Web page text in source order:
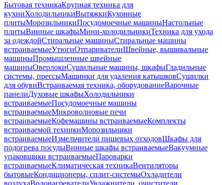
Бытовая техникаКрупная техника для
кухниХолодильникиВытяжкиКухонные
плитыМорозильникиПосудомоечные машиныНастольные
плитыВинные шкафыМини-холодильникиТехника для ухода
за одеждойСтиральные машиныСтиральные машины
встраиваемыеУтюгиОтпаривателиШвейные, вышивальные
машиныПромышленные швейные
машиныОверлокиСушильные машины, шкафыГладильные
системы, прессыМашинки для удаления катышковСушилки
для обувиВстраиваемая техника, оборудованиеВарочные
панелиДуховые шкафыХолодильники
встраиваемыеПосудомоечные машины
встраиваемыеМикроволновые печи
встраиваемыеКофемашины встраиваемыеКомплекты
встраиваемой техникиМорозильники
встраиваемыеИзмельчители пищевых отходовШкафы для
подогрева посудыВинные шкафы встраиваемыеВакуумные
упаковщики встраиваемыеПароварки
встраиваемыеКлиматическая техникаВентиляторы
бытовыеКондиционеры, сплит-системыОхладители
воздухаВодонагревателиУвлажнители, очистители